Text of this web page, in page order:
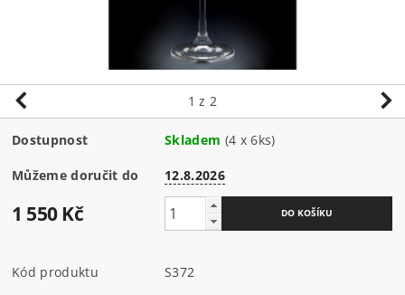
1 z 2
Dostupnost Skladem (4 x 6ks)
Můžeme doručit do 12.8.2026
1 550 Kč
Kód produktu
S372